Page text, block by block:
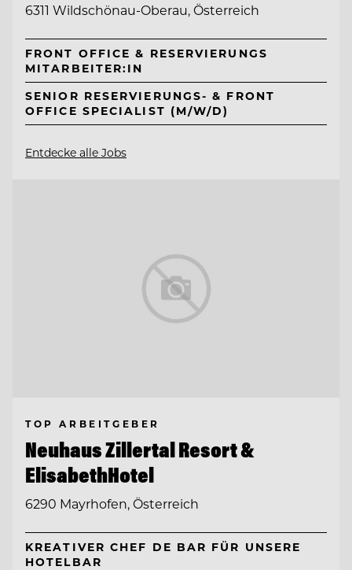
6311 Wildschönau-Oberau, Österreich
FRONT OFFICE & RESERVIERUNGS
MITARBEITER:IN
SENIOR RESERVIERUNGS- & FRONT
OFFICE SPECIALIST (M/W/D)
Entdecke alle Jobs
TOP ARBEITGEBER
Neuhaus Zillertal Resort &
ElisabethHotel
6290 Mayrhofen, Österreich
KREATIVER CHEF DE BAR FÜR UNSERE
HOTELBAR